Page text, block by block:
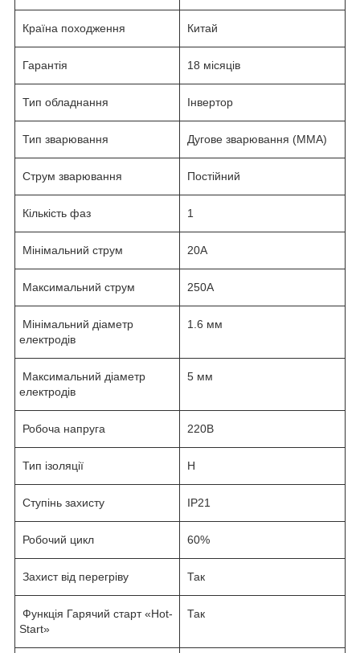
Країна походження Китай
Гарантія 18 місяців
Тип обладнання Інвертор
Тип зварювання Дугове зварювання (ММА)
Струм зварювання Постійний
Кількість фаз 1
Мінімальний струм 20А
Максимальний струм 250А
Мінімальний діаметр
електродів
1.6 мм
Максимальний діаметр
електродів
5 мм
Робоча напруга 220В
Тип ізоляції Н
Ступінь захисту IP21
Робочий цикл 60%
Захист від перегріву Так
Функція Гарячий старт «Hot-
Start»
Так